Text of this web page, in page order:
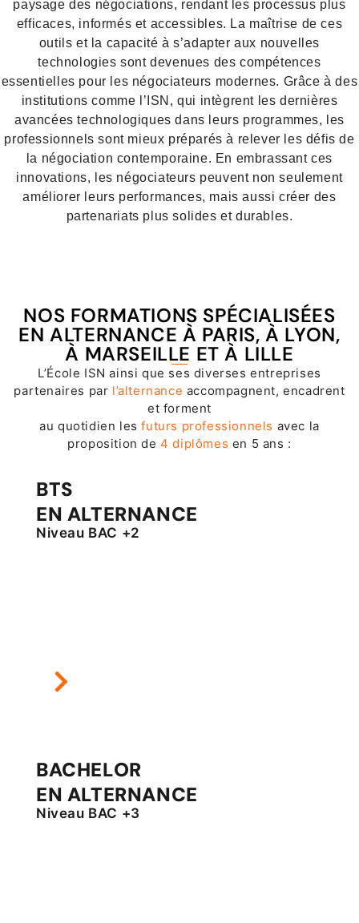
paysage des négociations, rendant les processus plus
efficaces, informés et accessibles. La maîtrise de ces
outils et la capacité à s’adapter aux nouvelles
technologies sont devenues des compétences
essentielles pour les négociateurs modernes. Grâce à des
institutions comme l’ISN, qui intègrent les dernières
avancées technologiques dans leurs programmes, les
professionnels sont mieux préparés à relever les défis de
la négociation contemporaine. En embrassant ces
innovations, les négociateurs peuvent non seulement
améliorer leurs performances, mais aussi créer des
partenariats plus solides et durables.
NOS FORMATIONS SPÉCIALISÉES
EN ALTERNANCE À PARIS, À LYON,
À MARSEILLE ET À LILLE
L’École ISN ainsi que ses diverses entreprises
partenaires par l’alternance accompagnent, encadrent
et forment
au quotidien lesfuturs professionnels avec la
proposition de4 diplômes en 5 ans :
BTS
EN ALTERNANCE
Niveau BAC +2
BACHELOR
EN ALTERNANCE
Niveau BAC +3